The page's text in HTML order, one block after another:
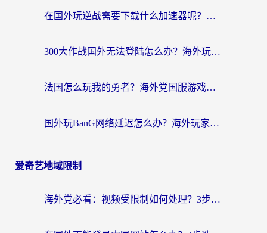
在国外玩逆战需要下载什么加速器呢？海外党亲测有效的国服游戏加速指南
300大作战国外无法登陆怎么办？海外玩家亲测有效的解决指南
法国怎么玩我的勇者？海外党国服游戏不卡攻略，附3款热门游戏加速实测
国外玩BanG网络延迟怎么办？海外玩家亲测有效的国服游戏加速指南
爱奇艺地域限制
海外党必看：视频受限制如何处理？3步解决国内剧番“看不了”难题